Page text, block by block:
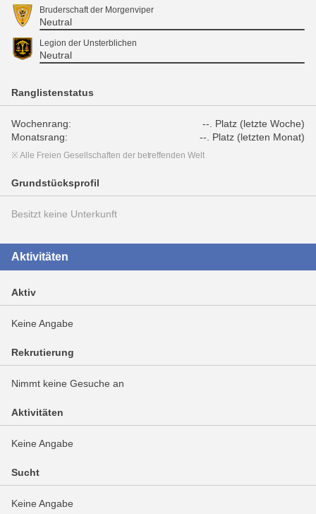
Bruderschaft der Morgenviper
Neutral
Legion der Unsterblichen
Neutral
Ranglistenstatus
Wochenrang:
--. Platz (letzte Woche)
Monatsrang:
--. Platz (letzten Monat)
※ Alle Freien Gesellschaften der betreffenden Welt
Grundstücksprofil
Besitzt keine Unterkunft
Aktivitäten
Aktiv
Keine Angabe
Rekrutierung
Nimmt keine Gesuche an
Aktivitäten
Keine Angabe
Sucht
Keine Angabe